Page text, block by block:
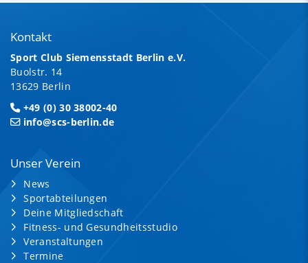
Kontakt
Sport Club Siemensstadt Berlin e.V.
Buolstr. 14
13629 Berlin
+49 (0) 30 38002-40
info@scs-berlin.de
Unser Verein
News
Sportabteilungen
Deine Mitgliedschaft
Fitness- und Gesundheitsstudio
Veranstaltungen
Termine